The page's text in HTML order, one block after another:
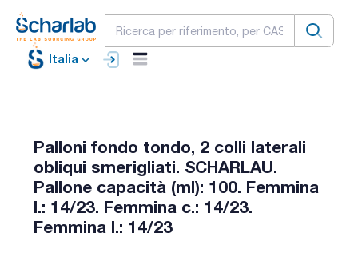
Italia
Palloni fondo tondo, 2 colli laterali
obliqui smerigliati. SCHARLAU.
Pallone capacità (ml): 100. Femmina
l.: 14/23. Femmina c.: 14/23.
Femmina l.: 14/23